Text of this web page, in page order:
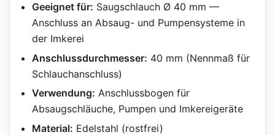
Geeignet für: Saugschlauch Ø 40 mm —
Anschluss an Absaug- und Pumpensysteme in
der Imkerei
Anschlussdurchmesser: 40 mm (Nennmaß für
Schlauchanschluss)
Verwendung: Anschlussbogen für
Absaugschläuche, Pumpen und Imkereigeräte
Material: Edelstahl (rostfrei)